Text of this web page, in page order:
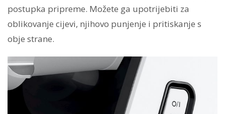
postupka pripreme. Možete ga upotrijebiti za
oblikovanje cijevi, njihovo punjenje i pritiskanje s
obje strane.